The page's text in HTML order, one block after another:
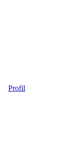
Profil